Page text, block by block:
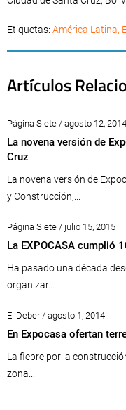
Etiquetas: América Latina,
Artículos
Página Siete / agosto 12, 2014
La novena versión de
Cruz
La novena versión de
y Construcción,...
Página Siete / julio 15, 2015
La EXPOCASA cumplió
Ha pasado una década
organizar...
El Deber / agosto 1, 2014
En Expocasa ofertan
La fiebre por la
zona...